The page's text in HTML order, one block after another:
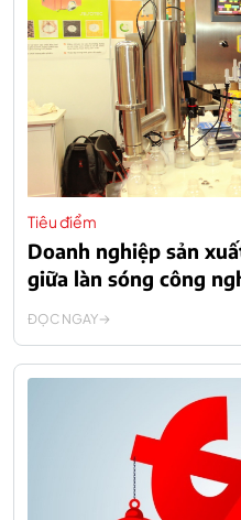
Tiêu điểm
Doanh nghiệp sản
giữa làn sóng công
ĐỌC NGAY